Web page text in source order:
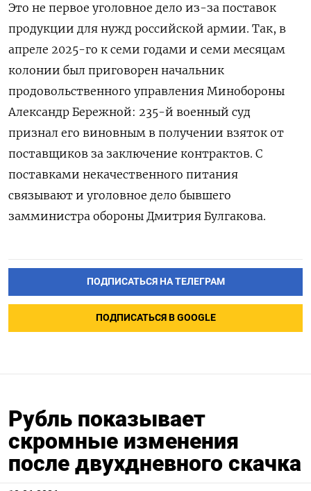
Это не первое уголовное дело из-за поставок
продукции для нужд российской армии. Так, в
апреле 2025-го к семи годами и семи месяцам
колонии был приговорен начальник
продовольственного управления Минобороны
Александр Бережной: 235-й военный суд
признал его виновным в получении взяток от
поставщиков за заключение контрактов. С
поставками некачественного питания
связывают и уголовное дело бывшего
замминистра обороны Дмитрия Булгакова.
ПОДПИСАТЬСЯ НА ТЕЛЕГРАМ
ПОДПИСАТЬСЯ В GOOGLE
Рубль показывает
скромные изменения
после двухдневного скачка